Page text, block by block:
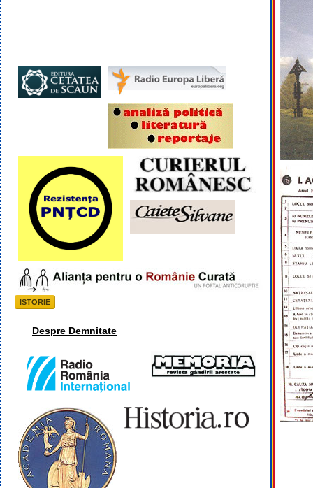
ISTORIE
Despre Demnitate